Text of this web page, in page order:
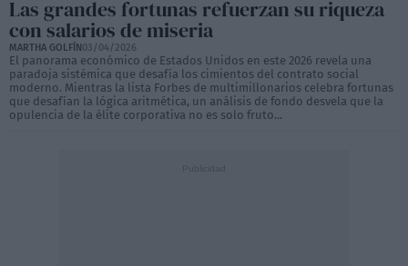
Las grandes fortunas refuerzan su riqueza
con salarios de miseria
MARTHA GOLFÍN03/04/2026
El panorama económico de Estados Unidos en este 2026 revela una
paradoja sistémica que desafía los cimientos del contrato social
moderno. Mientras la lista Forbes de multimillonarios celebra fortunas
que desafían la lógica aritmética, un análisis de fondo desvela que la
opulencia de la élite corporativa no es solo fruto...